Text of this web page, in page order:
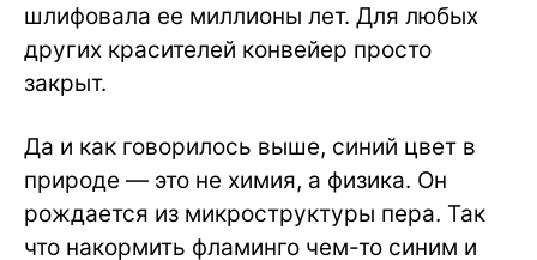
шлифовала ее миллионы лет. Для любых
других красителей конвейер просто
закрыт.
Да и как говорилось выше, синий цвет в
природе — это не химия, а физика. Он
рождается из микроструктуры пера. Так
что накормить фламинго чем-то синим и